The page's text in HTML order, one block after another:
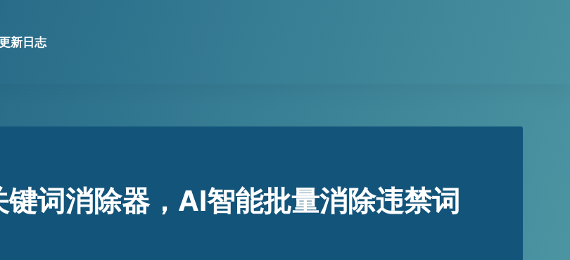
新日志
词消除器，AI智能批量消除违禁词